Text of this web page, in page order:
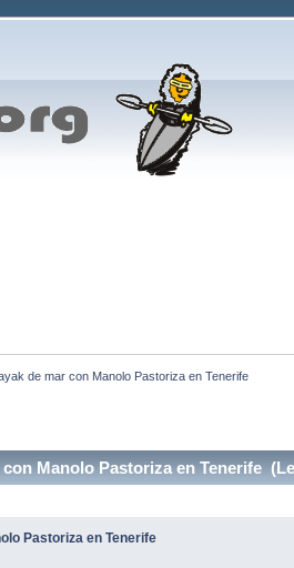
de mar con Manolo Pastoriza en Tenerife
Manolo Pastoriza en Tenerife
Pastoriza en Tenerife